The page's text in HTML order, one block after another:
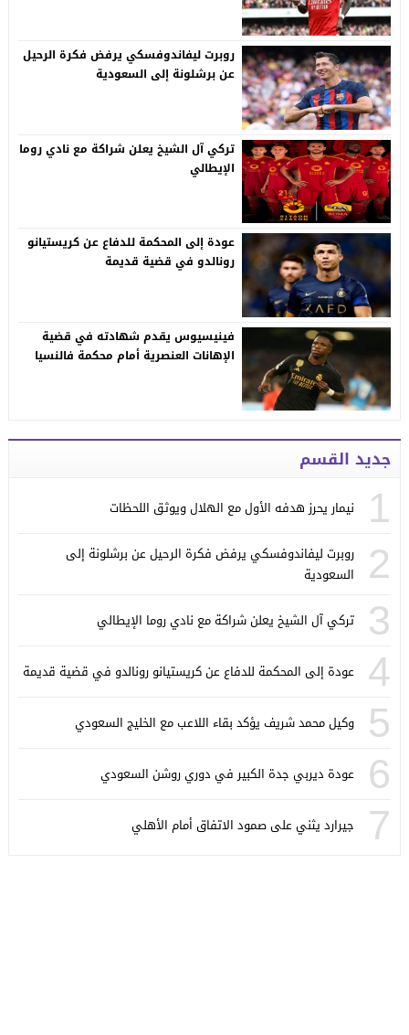
روبرت ليفاندوفسكي يرفض فكرة الرحيل
عن برشلونة إلى السعودية
تركي آل الشيخ يعلن شراكة مع نادي روما
الإيطالي
عودة إلى المحكمة للدفاع عن كريستيانو
رونالدو في قضية قديمة
فينيسيوس يقدم شهادته في قضية
الإهانات العنصرية أمام محكمة فالنسيا
جديد القسم
1 نيمار يحرز هدفه الأول مع الهلال ويوثق اللحظات
2
روبرت ليفاندوفسكي يرفض فكرة الرحيل عن برشلونة إلى
السعودية
3 تركي آل الشيخ يعلن شراكة مع نادي روما الإيطالي
4 عودة إلى المحكمة للدفاع عن كريستيانو رونالدو في قضية قديمة
5 وكيل محمد شريف يؤكد بقاء اللاعب مع الخليج السعودي
6 عودة ديربي جدة الكبير في دوري روشن السعودي
7 جيرارد يثني على صمود الاتفاق أمام الأهلي